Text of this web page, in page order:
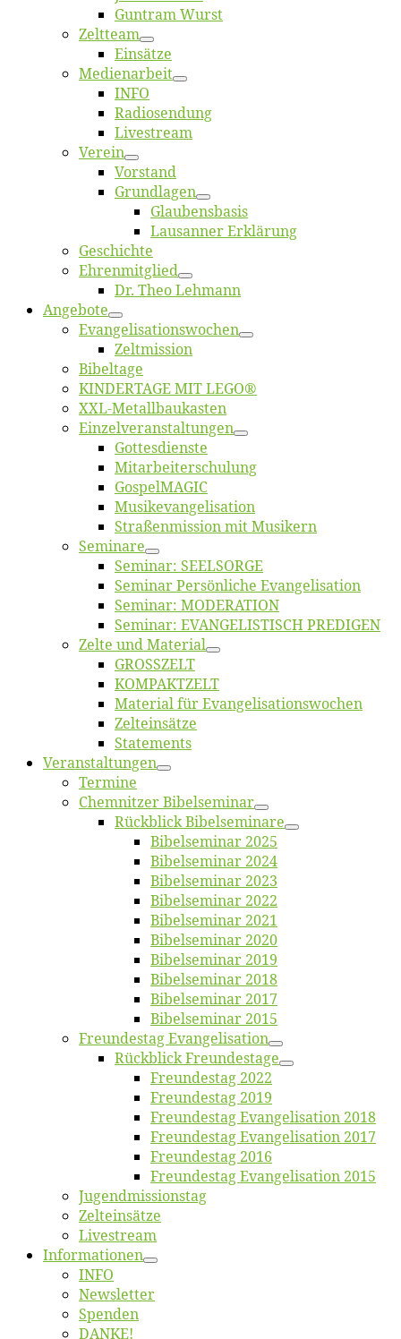
Gun­tram Wurst
Zelt­team
Ein­sät­ze
Me­di­en­ar­beit
INFO
Ra­dio­sen­dung
Live­stream
Ver­ein
Vor­stand
Grund­la­gen
Glaubens­ba­sis
Lausan­ner Erklärung
Ge­schich­te
Eh­ren­mit­glied
Dr. Theo Lehmann
An­ge­bo­te
Evangelisa­tions­wo­chen
Zelt­mis­si­on
Bi­bel­ta­ge
KINDERTAGE MIT LEGO®
XXL-Me­­tal­l­­bau­­kas­­ten
Einzelver­an­stal­tungen
Got­tes­diens­te
Mitarbeiter­schulung
Gos­pel­MA­GIC
Musikevan­ge­li­sa­tion
Straßenmis­sion mit Musikern
Se­mi­na­re
Se­mi­nar: SEELSORGE
Se­mi­nar Per­sön­li­che Evangelisation
Se­mi­nar: MODERATION
Se­mi­nar: EVANGELISTISCH PREDIGEN
Zel­te und Material
GROSSZELT
KOMPAKTZELT
Ma­te­ri­al für Evangelisationswochen
Zelt­ein­sät­ze
State­ments
Ver­an­stal­tun­gen
Ter­mi­ne
Chemnit­zer Bibelseminar
Rück­blick Bibelseminare
Bi­bel­se­mi­nar 2025
Bi­bel­se­mi­nar 2024
Bi­bel­se­mi­nar 2023
Bi­bel­se­mi­nar 2022
Bi­bel­se­mi­nar 2021
Bi­bel­se­mi­nar 2020
Bi­bel­se­mi­nar 2019
Bi­bel­se­mi­nar 2018
Bibelsemi­nar 2017
Bibelsemi­nar 2015
Freun­des­tag Evangelisation
Rück­blick Freundestage
Freun­des­tag 2022
Freun­des­tag 2019
Freun­des­tag Evan­ge­li­sa­ti­on 2018
Freun­des­tag Evan­ge­li­sa­ti­on 2017
Freun­des­tag 2016
Freun­des­tag Evan­ge­li­sa­ti­on 2015
Jugend­mis­sions­tag
Zelt­ein­sät­ze
Live­stream
Informatio­nen
INFO
News­let­ter
Spen­den
DANKE!